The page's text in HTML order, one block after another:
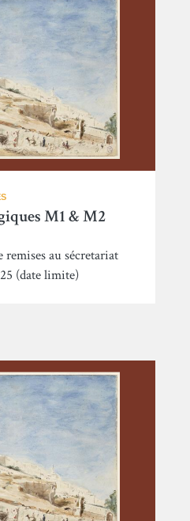
M1 & M2
au sécretariat
(date limite)